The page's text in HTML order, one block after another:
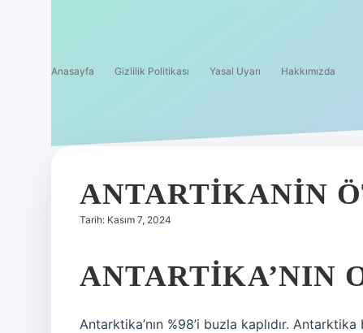
Anasayfa Gizlilik Politikası Yasal Uyarı Hakkımızda
ANTARTIKANIN
Tarih: Kasım 7, 2024
ANTARTIKA’NIN
Antarktika’nın %98’i buzla kaplıdır.